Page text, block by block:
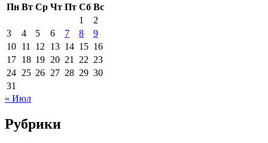
Пн Вт Ср Чт Пт Сб Вс
1
2
3
4 5 6 7 8
9
10 11 12 13 14 15 16
17 18 19 20 21 22 23
24 25 26 27 28 29 30
31
« Июл
Рубрики